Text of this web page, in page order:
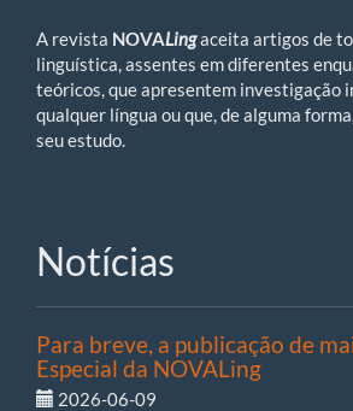
A revista NOVALingaceita artigos de
linguística, assentes em diferentes
teóricos, que apresentem investigação
qualquer língua ou que, de alguma
seu estudo.
Notícias
Para breve, a publicação de
Especial da NOVALing
2026-06-09